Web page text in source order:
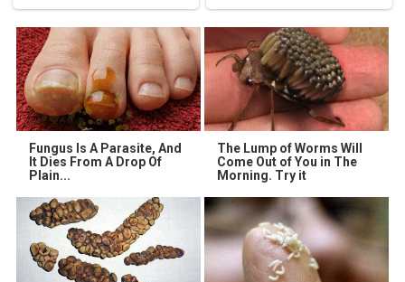
Fungus Is A Parasite, And
It Dies From A Drop Of
Plain...
The Lump of Worms Will
Come Out of You in The
Morning. Try it